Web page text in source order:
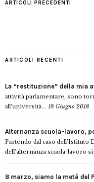
ARTICOLI PRECEDENTI
ARTICOLI RECENTI
La “restituzione” della mia
attività parlamentare, sono
all’università... 18 Giugno 2018
Alternanza scuola-lavoro,
Partendo dal caso dell’Istituto
dell’alternanza scuola-lavoro si
8 marzo, siamo la metà del